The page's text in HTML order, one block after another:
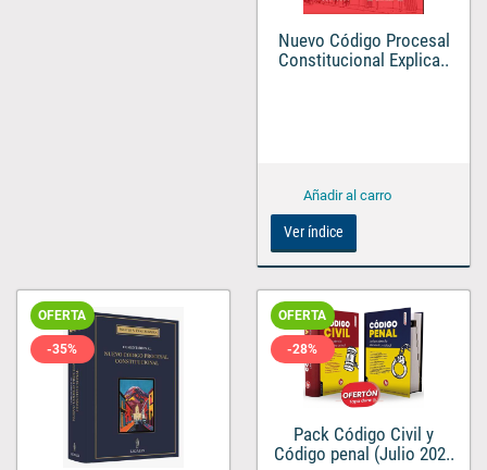
Nuevo Código Procesal
Constitucional Explica..
Ver índice
OFERTA
-35%
OFERTA
-28%
Pack Código Civil y
Código penal (Julio 202..